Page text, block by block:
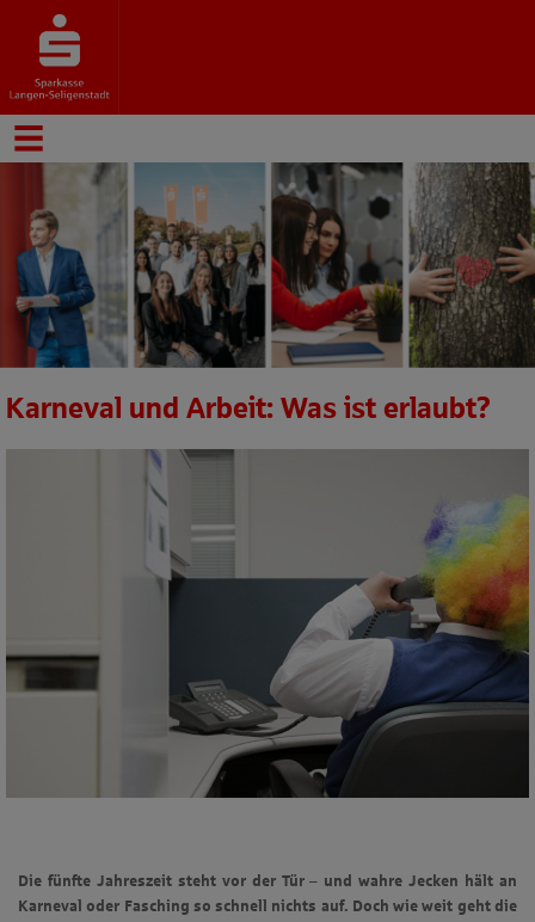
Karneval und Arbeit: Was ist erlaubt?
Die fünfte Jahreszeit steht vor der Tür – und wahre Jecken hält an
Karneval oder Fasching so schnell nichts auf. Doch wie weit geht die